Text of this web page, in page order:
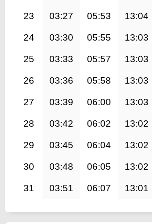
23 03:27 05:53 13:04
24 03:30 05:55 13:03
25 03:33 05:57 13:03
26 03:36 05:58 13:03
27 03:39 06:00 13:03
28 03:42 06:02 13:02
29 03:45 06:04 13:02
30 03:48 06:05 13:02
31 03:51 06:07 13:01